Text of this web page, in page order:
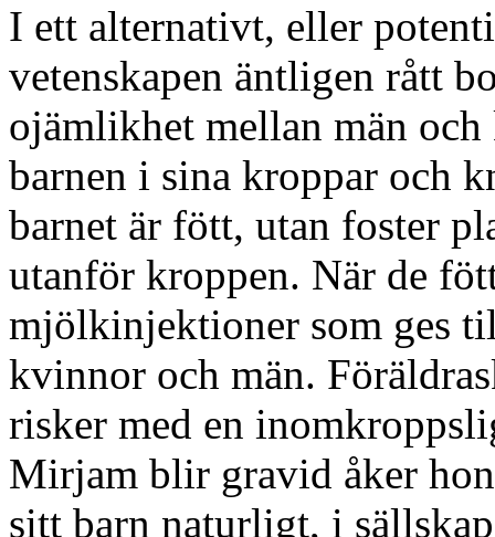
I ett alternativt, eller
vetenskapen äntligen rått
ojämlikhet mellan män
barnen i sina kroppar och
barnet är fött, utan foster
utanför kroppen. När de
mjölkinjektioner som ges
kvinnor och män.
risker med en
Mirjam blir gravid åker
sitt barn naturligt, i